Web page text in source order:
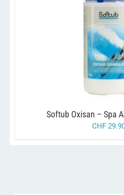
IN DEN WARENKORB
Softub Oxisan – Spa
CHF